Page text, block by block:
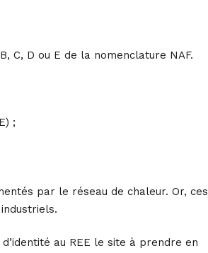
C, D ou E de la nomenclature NAF.
;
par le réseau de chaleur. Or, ces
au REE le site à prendre en